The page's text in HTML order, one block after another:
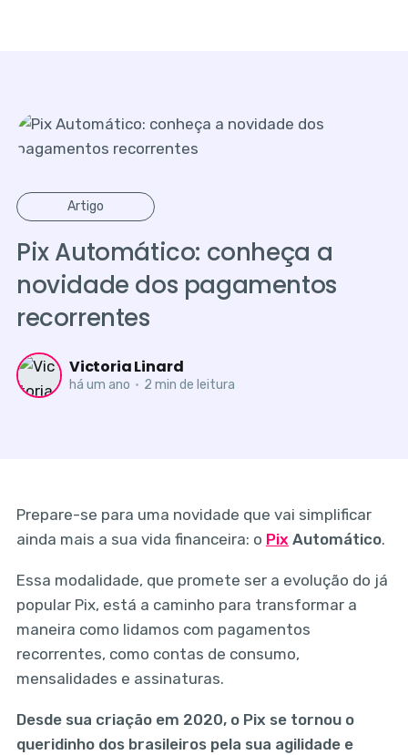
Artigo
Pix Automático: conheça a
novidade dos pagamentos
recorrentes
Victoria Linard
há um ano • 2 min de leitura
Prepare-se para uma novidade que vai simplificar
ainda mais a sua vida financeira: o Pix Automático.
Essa modalidade, que promete ser a evolução do já
popular Pix, está a caminho para transformar a
maneira como lidamos com pagamentos
recorrentes, como contas de consumo,
mensalidades e assinaturas.
Desde sua criação em 2020, o Pix se tornou o
queridinho dos brasileiros pela sua agilidade e